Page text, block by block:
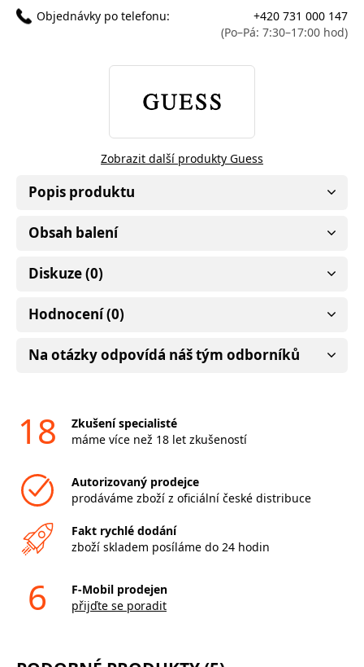
Objednávky po telefonu:
+420 731 000 147
(Po–Pá: 7:30–17:00 hod)
Zobrazit další produkty Guess
Popis produktu
Obsah balení
Diskuze (0)
Hodnocení (0)
Na otázky odpovídá náš tým odborníků
18
Zkušení specialisté
máme více než 18 let zkušeností
Autorizovaný prodejce
prodáváme zboží z oficiální české distribuce
Fakt rychlé dodání
zboží skladem posíláme do 24 hodin
6
F-Mobil prodejen
přijďte se poradit